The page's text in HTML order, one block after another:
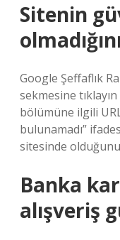
Sitenin
Google Şeffaflık
sekmesine
bölümüne ilgili
bulunamadı”
sitesinde
Banka
alışveriş